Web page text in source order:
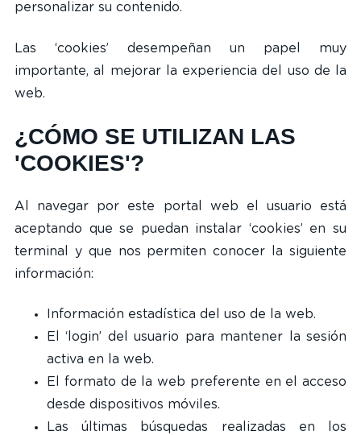
personalizar su contenido.
Las ‘cookies’ desempeñan un papel muy
importante, al mejorar la experiencia del uso de la
web.
¿CÓMO SE UTILIZAN LAS
'COOKIES'?
Al navegar por este portal web el usuario está
aceptando que se puedan instalar ‘cookies’ en su
terminal y que nos permiten conocer la siguiente
información:
Información estadística del uso de la web.
El ‘login’ del usuario para mantener la sesión
activa en la web.
El formato de la web preferente en el acceso
desde dispositivos móviles.
Las últimas búsquedas realizadas en los